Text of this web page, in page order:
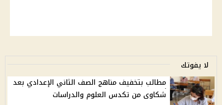
لا يفوتك
مطالب بتخفيف مناهج الصف الثاني الإعدادي بعد
شكاوى من تكدس العلوم والدراسات